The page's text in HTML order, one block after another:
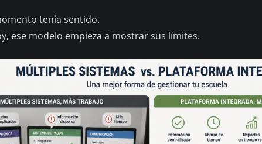
tenía sentido.
ese modelo empieza a mostrar sus límites.